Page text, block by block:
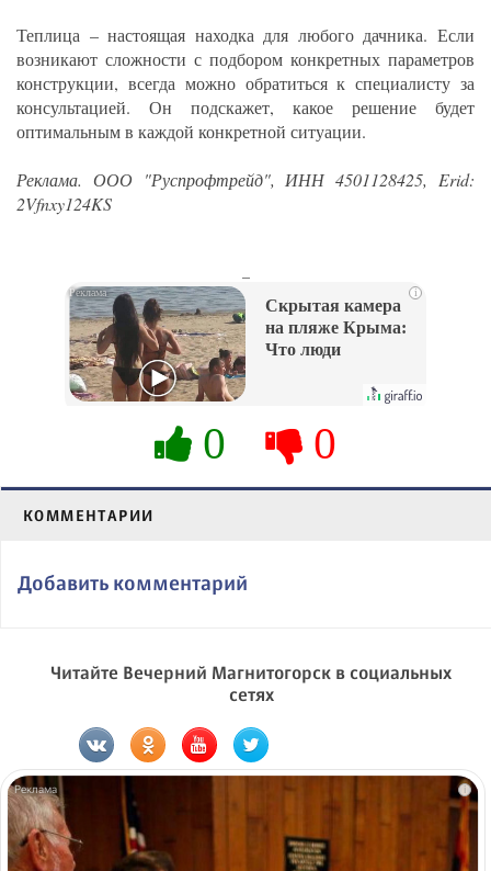
Теплица – настоящая находка для любого дачника. Если
возникают сложности с подбором конкретных параметров
конструкции, всегда можно обратиться к специалисту за
консультацией. Он подскажет, какое решение будет
оптимальным в каждой конкретной ситуации.
Реклама. ООО "Руспрофтрейд", ИНН 4501128425, Erid:
2Vfnxy124KS
i
Скрытая камера
на пляже Крыма:
Что люди
их не видят...
0 0
КОММЕНТАРИИ
Добавить комментарий
Читайте Вечерний Магнитогорск в социальных
сетях
i